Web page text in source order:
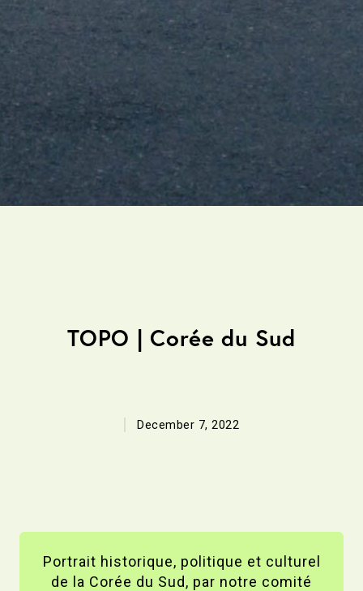
TOPO | Corée du Sud
December 7, 2022
Portrait historique, politique et culturel
de la Corée du Sud, par notre comité